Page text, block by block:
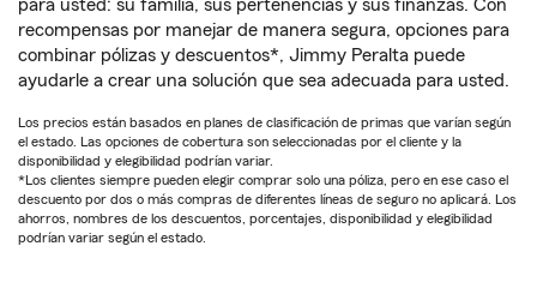
para usted: su familia, sus pertenencias y sus finanzas. Con
recompensas por manejar de manera segura, opciones para
combinar pólizas y descuentos*, Jimmy Peralta puede
ayudarle a crear una solución que sea adecuada para usted.
Los precios están basados en planes de clasificación de primas que varían según
el estado. Las opciones de cobertura son seleccionadas por el cliente y la
disponibilidad y elegibilidad podrían variar.
*Los clientes siempre pueden elegir comprar solo una póliza, pero en ese caso el
descuento por dos o más compras de diferentes líneas de seguro no aplicará. Los
ahorros, nombres de los descuentos, porcentajes, disponibilidad y elegibilidad
podrían variar según el estado.